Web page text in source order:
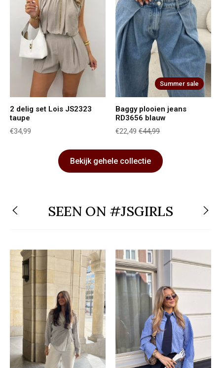
2 delig set Lois JS2323
taupe
€34,99
Summer sale
Baggy plooien jeans
RD3656 blauw
€22,49 €44,99
Bekijk gehele collectie
SEEN ON #JSGIRLS